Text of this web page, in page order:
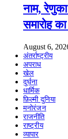
नाम, रेणुका
समारोह
August 6,
अंतर्राष्ट्रीय
अपराध
खेल
दुर्घना
धार्मिक
फ़िल्मी दुनिया
मनोरंजन
राजनीति
राष्ट्रीय
व्यापार